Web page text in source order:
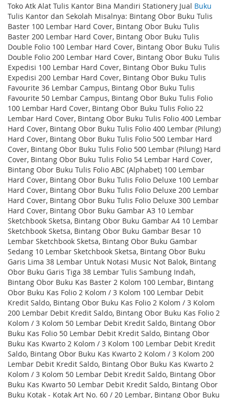
Toko Atk Alat Tulis Kantor Bina Mandiri Stationery Jual Buku
Tulis Kantor dan Sekolah Misalnya: Bintang Obor Buku Tulis
Baster 100 Lembar Hard Cover, Bintang Obor Buku Tulis
Baster 200 Lembar Hard Cover, Bintang Obor Buku Tulis
Double Folio 100 Lembar Hard Cover, Bintang Obor Buku Tulis
Double Folio 200 Lembar Hard Cover, Bintang Obor Buku Tulis
Expedisi 100 Lembar Hard Cover, Bintang Obor Buku Tulis
Expedisi 200 Lembar Hard Cover, Bintang Obor Buku Tulis
Favourite 36 Lembar Campus, Bintang Obor Buku Tulis
Favourite 50 Lembar Campus, Bintang Obor Buku Tulis Folio
100 Lembar Hard Cover, Bintang Obor Buku Tulis Folio 22
Lembar Hard Cover, Bintang Obor Buku Tulis Folio 400 Lembar
Hard Cover, Bintang Obor Buku Tulis Folio 400 Lembar (Pilung)
Hard Cover, Bintang Obor Buku Tulis Folio 500 Lembar Hard
Cover, Bintang Obor Buku Tulis Folio 500 Lembar (Pilung) Hard
Cover, Bintang Obor Buku Tulis Folio 54 Lembar Hard Cover,
Bintang Obor Buku Tulis Folio ABC (Alphabet) 100 Lembar
Hard Cover, Bintang Obor Buku Tulis Folio Deluxe 100 Lembar
Hard Cover, Bintang Obor Buku Tulis Folio Deluxe 200 Lembar
Hard Cover, Bintang Obor Buku Tulis Folio Deluxe 300 Lembar
Hard Cover, Bintang Obor Buku Gambar A3 10 Lembar
Sketchbook Sketsa, Bintang Obor Buku Gambar A4 10 Lembar
Sketchbook Sketsa, Bintang Obor Buku Gambar Besar 10
Lembar Sketchbook Sketsa, Bintang Obor Buku Gambar
Sedang 10 Lembar Sketchbook Sketsa, Bintang Obor Buku
Garis Lima 38 Lembar Untuk Notasi Music Not Balok, Bintang
Obor Buku Garis Tiga 38 Lembar Tulis Sambung Indah,
Bintang Obor Buku Kas Baster 2 Kolom 100 Lembar, Bintang
Obor Buku Kas Folio 2 Kolom / 3 Kolom 100 Lembar Debit
Kredit Saldo, Bintang Obor Buku Kas Folio 2 Kolom / 3 Kolom
200 Lembar Debit Kredit Saldo, Bintang Obor Buku Kas Folio 2
Kolom / 3 Kolom 50 Lembar Debit Kredit Saldo, Bintang Obor
Buku Kas Folio 50 Lembar Debit Kredit Saldo, Bintang Obor
Buku Kas Kwarto 2 Kolom / 3 Kolom 100 Lembar Debit Kredit
Saldo, Bintang Obor Buku Kas Kwarto 2 Kolom / 3 Kolom 200
Lembar Debit Kredit Saldo, Bintang Obor Buku Kas Kwarto 2
Kolom / 3 Kolom 50 Lembar Debit Kredit Saldo, Bintang Obor
Buku Kas Kwarto 50 Lembar Debit Kredit Saldo, Bintang Obor
Buku Kotak - Kotak Art No. 60 / 20 Lembar, Bintang Obor Buku